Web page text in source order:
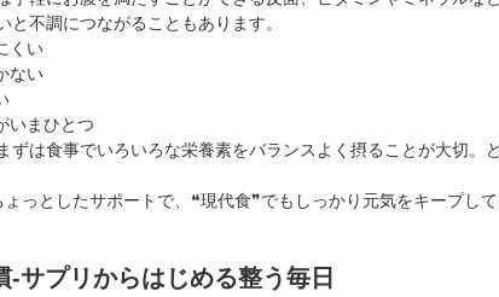
と不調につながることもあります。
くい
ない
いまひとつ
ずは食事でいろいろな栄養素をバランスよく摂ることが大切
っとしたサポートで、❝現代食❞でもしっかり元気をキープして
-サプリからはじめる整う毎日